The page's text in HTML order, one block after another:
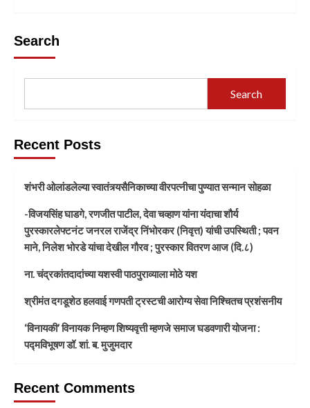
Search
Search
Recent Posts
शंभरी ओलांडलेल्या स्वातंत्र्यसैनिकाच्या वीरपत्नीचा पुण्यात सन्मान सोहळा
-विजयसिंह घाडगे, रणजीत पाटील, देवा चव्हाण यांना यंदाचा शौर्य
पुरस्कारलेफ्टनंट जनरल राजेंद्र निंभोरकर (निवृत्त) यांची उपस्थिती ; पवन
माने, निलेश भोरडे यांचा देखील गौरव ; पुरस्कार वितरण आज (दि.८)
ना. चंद्रकांतदादांच्या यशस्वी पाठपुराव्याला मोठे यश
श्रीमंत दगडूशेठ हलवाई गणपती ट्रस्टची आरोग्य सेवा निश्चितच प्रशंसनीय
‘विनायकी’ विनायक निम्हण शिष्यवृत्ती म्हणजे समाज घडवणारी योजना :
पद्मविभूषण डॉ. शां. ब. मुजुमदार
Recent Comments